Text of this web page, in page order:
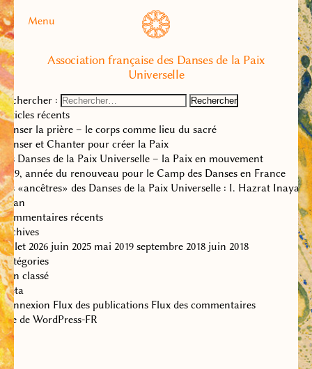
Menu
Association française des Danses de la Paix
Universelle
Rechercher :
Articles récents
Danser la prière – le corps comme lieu du sacré
Danser et Chanter pour créer la Paix
Les Danses de la Paix Universelle – la Paix en mouvement
2019, année du renouveau pour le Camp des Danses en France
Les «ancêtres» des Danses de la Paix Universelle : I. Hazrat Inayat
Khan
Commentaires récents
Archives
juillet 2026 juin 2025 mai 2019 septembre 2018 juin 2018
Catégories
Non classé
Méta
Connexion Flux des publications Flux des commentaires
Site de WordPress-FR